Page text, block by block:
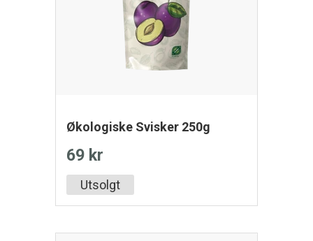
Økologiske Svisker 250g
69 kr
Utsolgt